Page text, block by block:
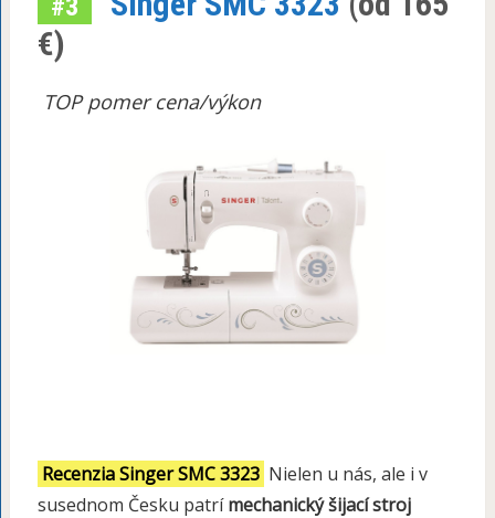
#3
€)
TOP pomer cena/výkon
Recenzia Singer SMC 3323 Nielen u nás, ale i v
susednom Česku patrímechanický šijací stroj